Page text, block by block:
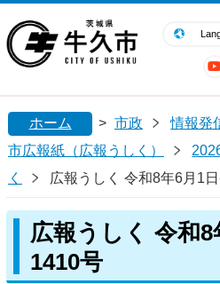
閉じる
ホーム > 市政 情報発
市広報紙（広報うしく）
く
広報うしく 令和8年6月1
広報うしく 令和
1410号